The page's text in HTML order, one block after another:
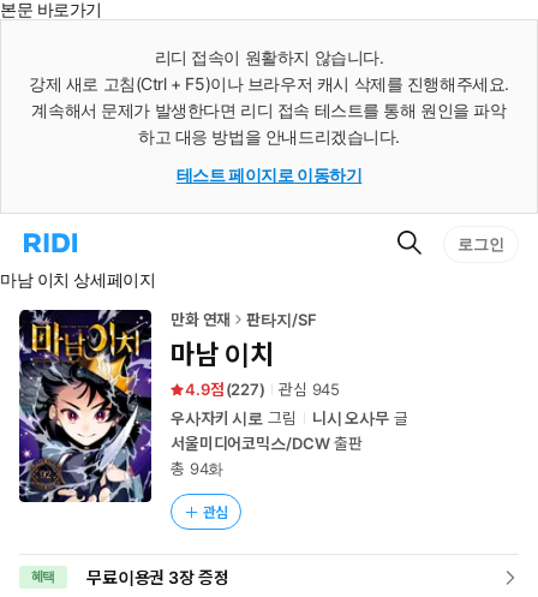
본문 바로가기
리디 접속이 원활하지 않습니다.
강제 새로 고침(Ctrl + F5)이나 브라우저 캐시 삭제를 진행해주세요.
계속해서 문제가 발생한다면 리디 접속 테스트를 통해 원인을 파악
하고 대응 방법을 안내드리겠습니다.
테스트 페이지로 이동하기
리
홈
로
이
동
검
로그인
마남 이치 상세페이지
만화 연재 판타지/SF
마남 이치
4.9 (227) 관심 945
우사자키 시로 그림 니시 오사무글
서울미디어코믹스/DCW출판
총 94화
관심
혜택 무료이용권 3장 증정